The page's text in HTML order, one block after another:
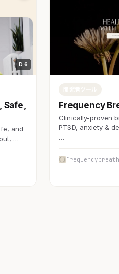
D 6
and
…
Frequency
Clinically-proven
PTSD, anxiety &
…